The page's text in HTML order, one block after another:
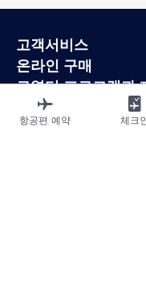
고객서비스
온라인 구매
로열티 프로그램과
에어프랑스 정보
에어프랑스 모바일
항공편 예약 체크